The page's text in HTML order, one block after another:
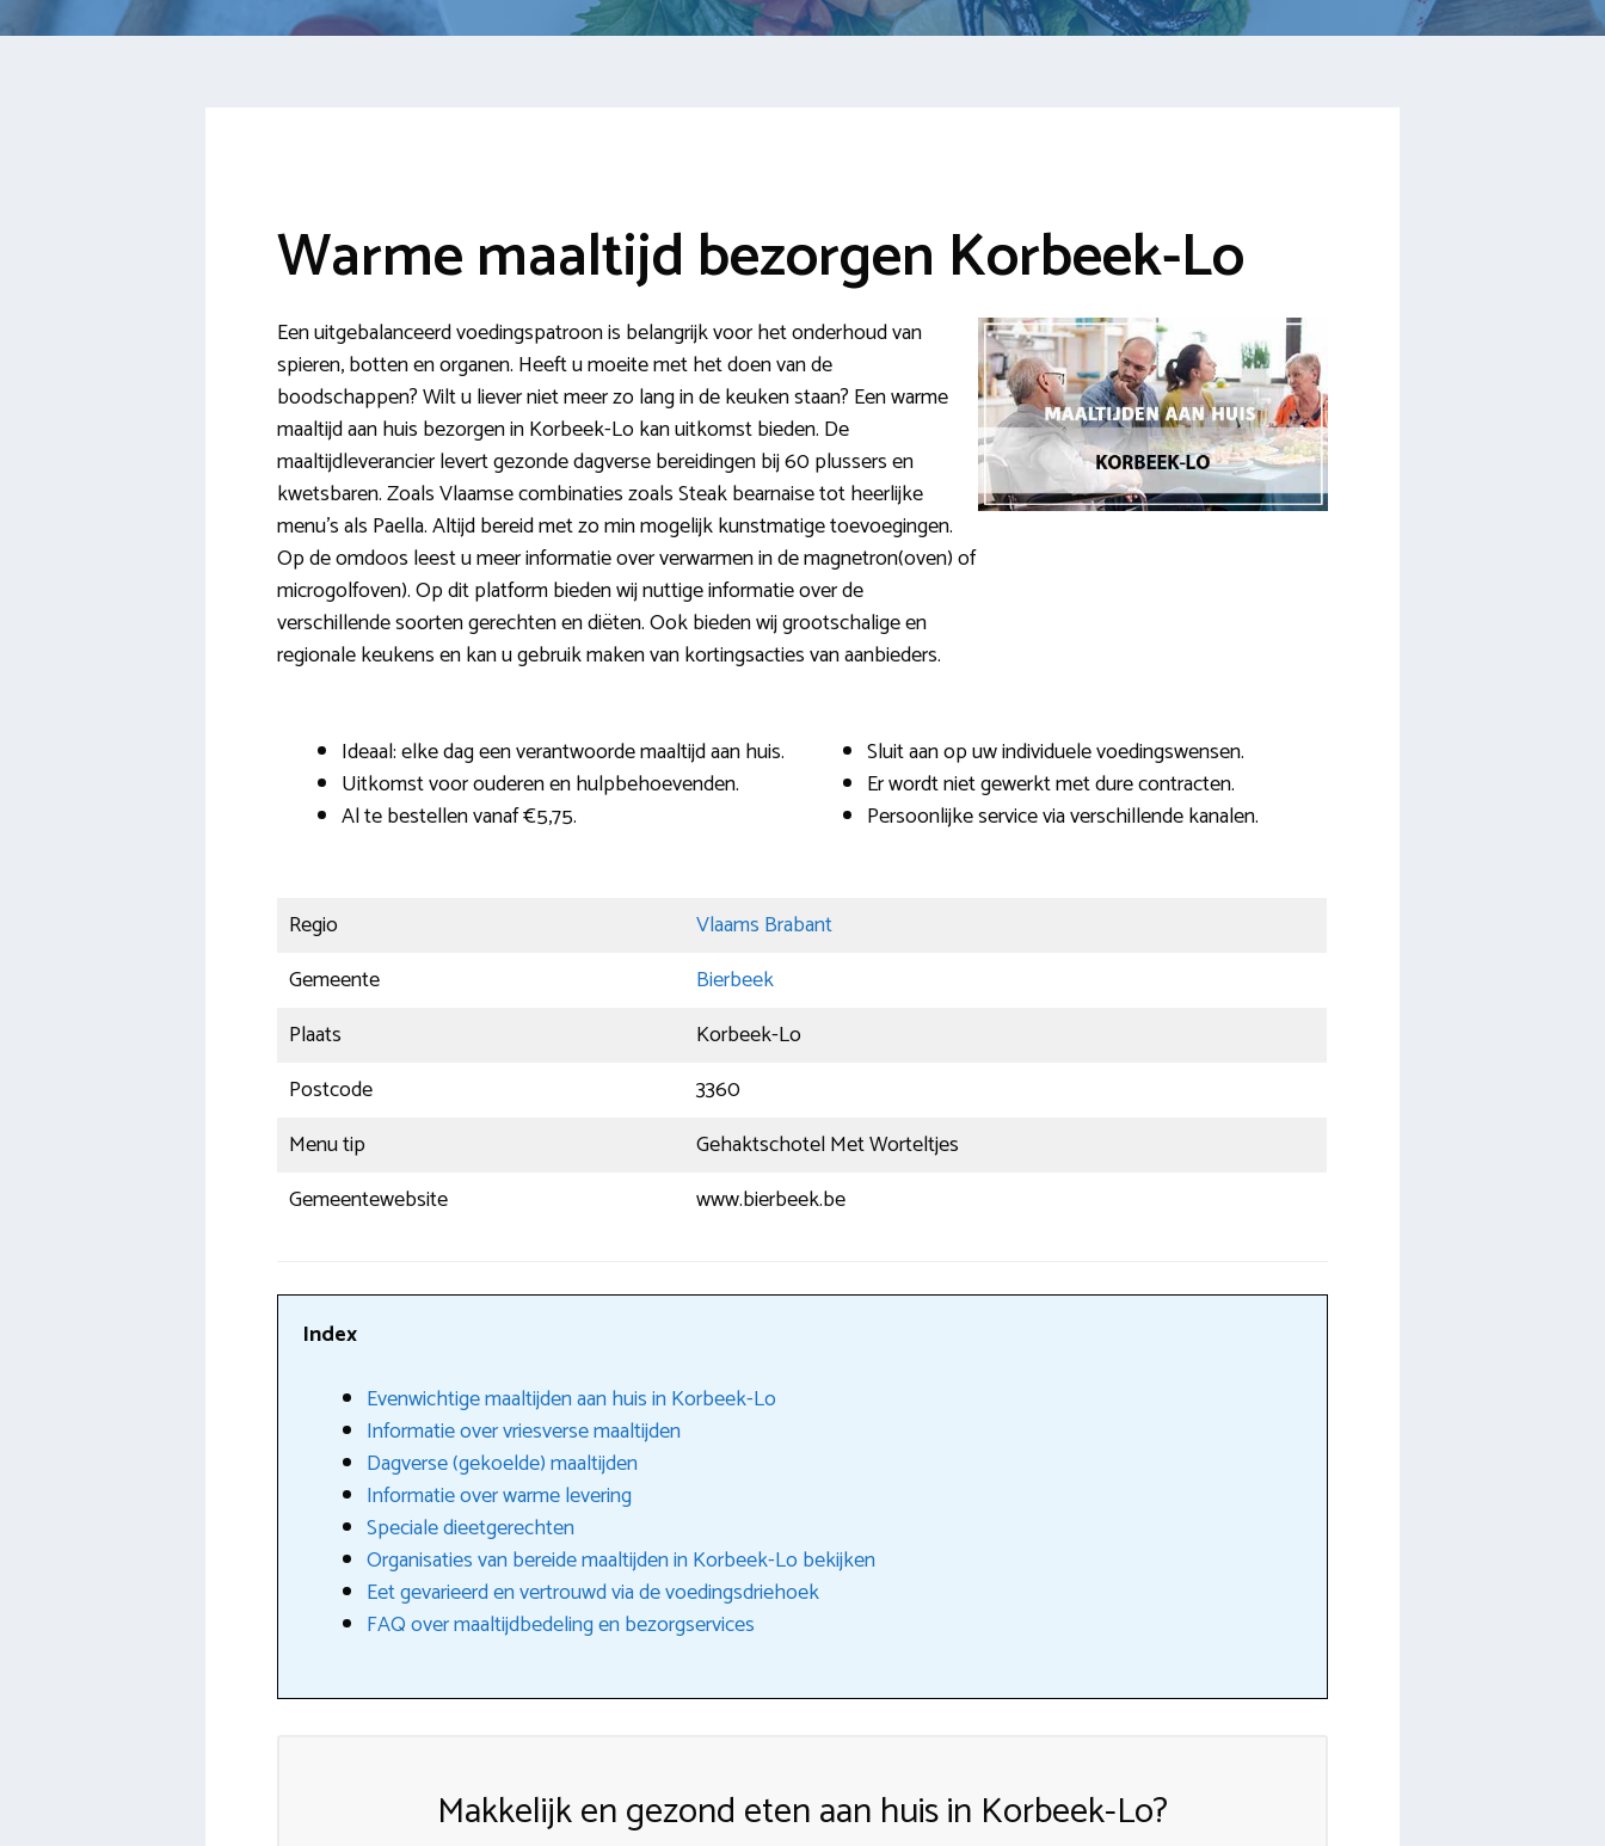
Warme maaltijd bezorgen Korbeek-Lo
Een uitgebalanceerd voedingspatroon is belangrijk voor het onderhoud van
spieren, botten en organen. Heeft u moeite met het doen van de
boodschappen? Wilt u liever niet meer zo lang in de keuken staan? Een warme
maaltijd aan huis bezorgen in Korbeek-Lo kan uitkomst bieden. De
maaltijdleverancier levert gezonde dagverse bereidingen bij 60 plussers en
kwetsbaren. Zoals Vlaamse combinaties zoals Steak bearnaise tot heerlijke
menu’s als Paella. Altijd bereid met zo min mogelijk kunstmatige toevoegingen.
Op de omdoos leest u meer informatie over verwarmen in de magnetron(oven) of
microgolfoven). Op dit platform bieden wij nuttige informatie over de
verschillende soorten gerechten en diëten. Ook bieden wij grootschalige en
regionale keukens en kan u gebruik maken van kortingsacties van aanbieders.
Ideaal: elke dag een verantwoorde maaltijd aan huis.
Uitkomst voor ouderen en hulpbehoevenden.
Al te bestellen vanaf €5,75.
Sluit aan op uw individuele voedingswensen.
Er wordt niet gewerkt met dure contracten.
Persoonlijke service via verschillende kanalen.
Regio
Vlaams Brabant
Gemeente
Bierbeek
Plaats
Korbeek-Lo
Postcode
3360
Menu tip
Gehaktschotel Met Worteltjes
Gemeentewebsite
www.bierbeek.be
Index
Evenwichtige maaltijden aan huis in Korbeek-Lo
Informatie over vriesverse maaltijden
Dagverse (gekoelde) maaltijden
Informatie over warme levering
Speciale dieetgerechten
Organisaties van bereide maaltijden in Korbeek-Lo bekijken
Eet gevarieerd en vertrouwd via de voedingsdriehoek
FAQ over maaltijdbedeling en bezorgservices
Makkelijk en gezond eten aan huis in Korbeek-Lo?